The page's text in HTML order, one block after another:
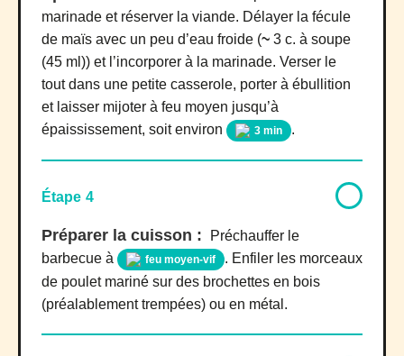
marinade et réserver la viande. Délayer la fécule
de maïs avec un peu d’eau froide (~ 3 c. à soupe
(45 ml)) et l’incorporer à la marinade. Verser le
tout dans une petite casserole, porter à ébullition
et laisser mijoter à feu moyen jusqu’à
épaississement, soit environ
3 min .
Étape 4
Préparer la cuisson :
Préchauffer le
barbecue à
feu moyen-vif
. Enfiler les morceaux
de poulet mariné sur des brochettes en bois
(préalablement trempées) ou en métal.